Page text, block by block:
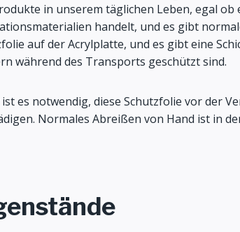
in unserem täglichen Leben, egal ob
handelt, und es gibt
auf der Acrylplatte, und es gibt eine
während des Transports geschützt sind.
es notwendig, diese Schutzfolie vor der
Normales Abreißen von Hand ist in